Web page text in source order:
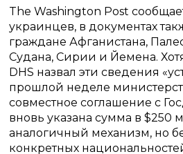
The Washington Post
украинцев, в документах
граждане Афганистана,
Судана, Сирии и Йемена.
DHS назвал эти сведения
прошлой неделе
совместное соглашение с
вновь указана сумма в $250
аналогичный механизм, но
конкретных